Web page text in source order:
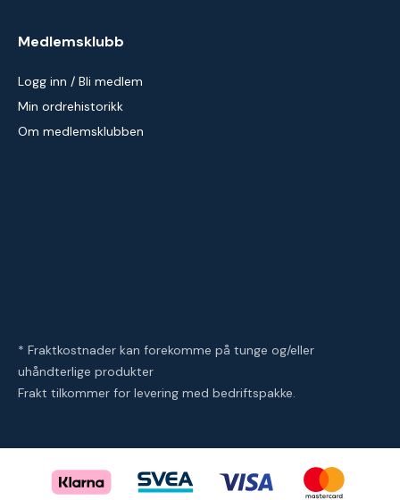
Medlemsklubb
Logg inn / Bli medlem
Min ordrehistorikk
Om medlemsklubben
* Fraktkostnader kan forekomme på tunge og/eller
uhåndterlige produkter
Frakt tilkommer for levering med bedriftspakke.